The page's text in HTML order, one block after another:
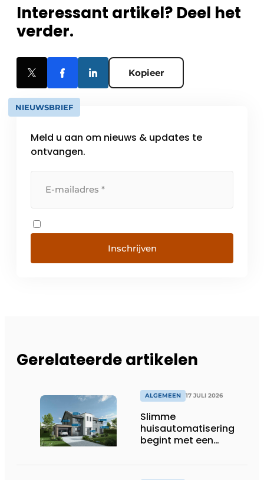
Interessant artikel? Deel het
verder.
Kopieer
NIEUWSBRIEF
Meld u aan om nieuws & updates te
ontvangen.
Inschrijven
Gerelateerde artikelen
ALGEMEEN 17 JULI 2026
Slimme
huisautomatisering
begint met een